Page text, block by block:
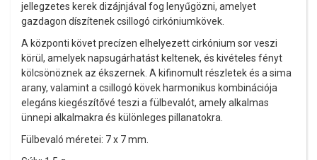
jellegzetes kerek dizájnjával fog lenyűgözni, amelyet
gazdagon díszítenek csillogó cirkóniumkövek.
A központi követ precízen elhelyezett cirkónium sor veszi
körül, amelyek napsugárhatást keltenek, és kivételes fényt
kölcsönöznek az ékszernek. A kifinomult részletek és a sima
arany, valamint a csillogó kövek harmonikus kombinációja
elegáns kiegészítővé teszi a fülbevalót, amely alkalmas
ünnepi alkalmakra és különleges pillanatokra.
Fülbevaló méretei: 7 x 7 mm.